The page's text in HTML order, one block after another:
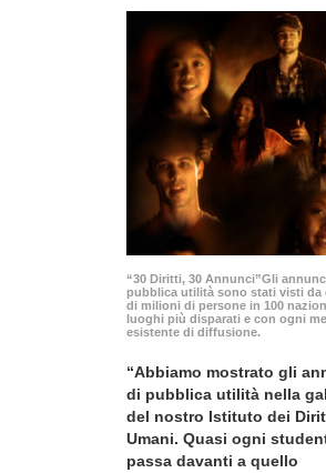
“30 Diritti, 30 Annunci”Gli
pubblica utilità sono stati visti da
di milioni di persone in 100
luoghi più disparati e con ogni
esistente di diffusione.
“Abbiamo mostrato gli
di pubblica utilità nella
del nostro Istituto dei
Umani. Quasi ogni
passa davanti a quello